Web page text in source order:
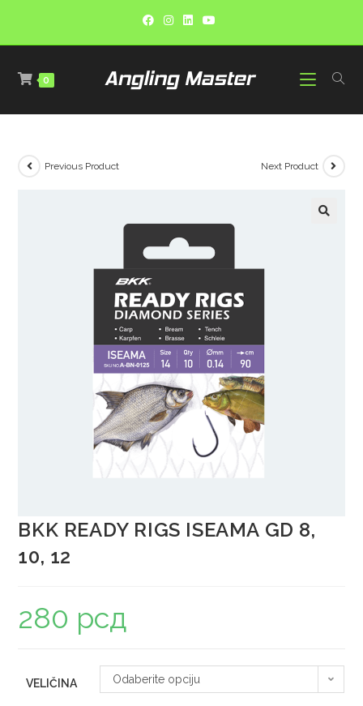
0
Previous Product Next Product
BKK READY RIGS ISEAMA GD 8,
10, 12
280 рсд
VELIČINA Odaberite opciju